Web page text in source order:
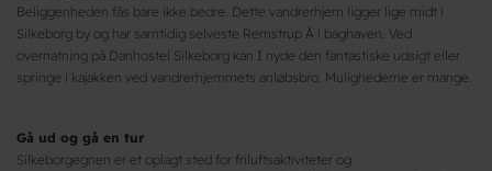
Beliggenheden fås bare ikke bedre. Dette vandrerhjem ligger lige midt i
Silkeborg by og har samtidig selveste Remstrup Å i baghaven. Ved
overnatning på Danhostel Silkeborg kan I nyde den fantastiske udsigt eller
springe i kajakken ved vandrerhjemmets anløbsbro. Mulighederne er mange.
Gå ud og gå en tur
Silkeborgegnen er et oplagt sted for friluftsaktiviteter og